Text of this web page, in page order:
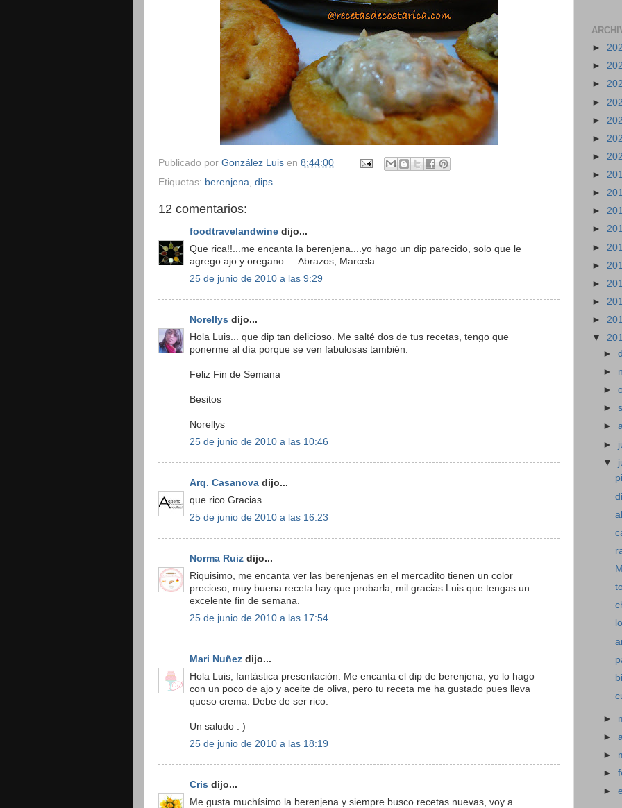
Publicado por González Luis en 8:44:00
Etiquetas: berenjena dips
12 comentarios:
foodtravelandwine dijo...
Que rica!!...me encanta la berenjena....yo hago un dip parecido, solo que le
agrego ajo y oregano.....Abrazos, Marcela
25 de junio de 2010 a las 9:29
Norellys dijo...
Hola Luis... que dip tan delicioso. Me salté dos de tus recetas, tengo que
ponerme al día porque se ven fabulosas también.
Feliz Fin de Semana
Besitos
Norellys
25 de junio de 2010 a las 10:46
Arq. Casanova dijo...
que rico Gracias
25 de junio de 2010 a las 16:23
Norma Ruiz dijo...
Riquisimo, me encanta ver las berenjenas en el mercadito tienen un color
precioso, muy buena receta hay que probarla, mil gracias Luis que tengas un
excelente fin de semana.
25 de junio de 2010 a las 17:54
Mari Nuñez dijo...
Hola Luis, fantástica presentación. Me encanta el dip de berenjena, yo lo hago
con un poco de ajo y aceite de oliva, pero tu receta me ha gustado pues lleva
queso crema. Debe de ser rico.
Un saludo : )
25 de junio de 2010 a las 18:19
Cris dijo...
Me gusta muchísimo la berenjena y siempre busco recetas nuevas, voy a
►
►
►
►
►
►
►
►
►
►
►
►
►
►
►
►
▼
►
►
►
►
►
►
▼
►
►
►
►
►